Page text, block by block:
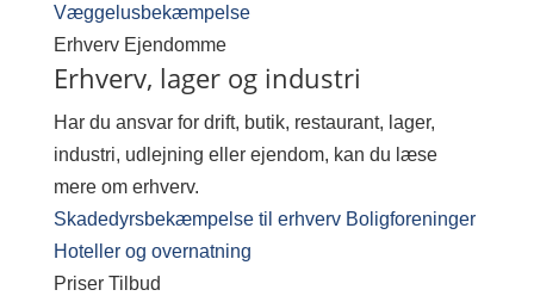
Væggelusbekæmpelse
Erhverv Ejendomme
Erhverv, lager og industri
Har du ansvar for drift, butik, restaurant, lager,
industri, udlejning eller ejendom, kan du læse
mere om erhverv.
Skadedyrsbekæmpelse til erhverv Boligforeninger
Hoteller og overnatning
Priser Tilbud